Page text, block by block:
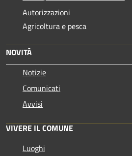
Autorizzazioni
Agricoltura e pesca
NOVITÀ
Notizie
Comunicati
Avvisi
VIVERE IL COMUNE
Luoghi